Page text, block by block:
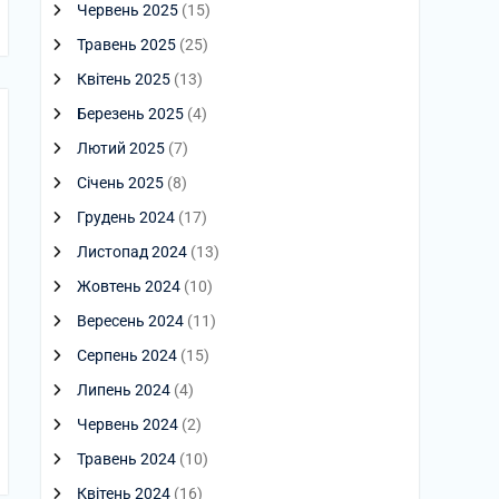
Червень 2025 (15)
Травень 2025 (25)
Квітень 2025 (13)
Березень 2025 (4)
Лютий 2025 (7)
Січень 2025 (8)
Грудень 2024 (17)
Листопад 2024 (13)
Жовтень 2024 (10)
Вересень 2024 (11)
Серпень 2024 (15)
Липень 2024 (4)
Червень 2024 (2)
Травень 2024 (10)
Квітень 2024 (16)